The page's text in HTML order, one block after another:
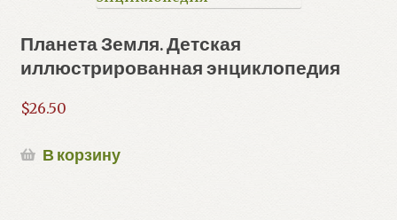
Планета Земля. Детская
иллюстрированная энциклопедия
$26.50
В корзину